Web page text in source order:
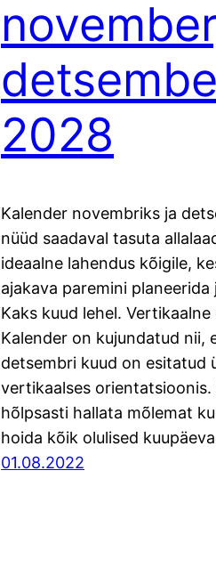
2028
Kalender novembriks ja
nüüd saadaval tasuta
ideaalne lahendus kõigile,
ajakava paremini planeerida
Kaks kuud lehel.
Kalender on kujundatud nii,
detsembri kuud on esitatud
vertikaalses orientatsioonis.
hõlpsasti hallata mõlemat
hoida kõik olulised
01.08.2022